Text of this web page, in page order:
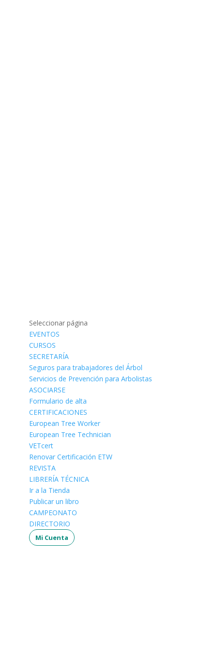
Seleccionar página
EVENTOS
CURSOS
SECRETARÍA
Seguros para trabajadores del Árbol
Servicios de Prevención para Arbolistas
ASOCIARSE
Formulario de alta
CERTIFICACIONES
European Tree Worker
European Tree Technician
VETcert
Renovar Certificación ETW
REVISTA
LIBRERÍA TÉCNICA
Ir a la Tienda
Publicar un libro
CAMPEONATO
DIRECTORIO
Mi Cuenta